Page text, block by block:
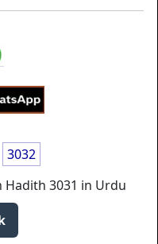
3032
Hadith 3031 in Urdu